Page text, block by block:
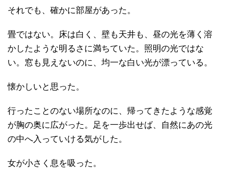
それでも、確かに部屋があった。
畳ではない。床は白く、壁も天井も、昼の光を薄く溶
かしたような明るさに満ちていた。照明の光ではな
い。窓も見えないのに、均一な白い光が漂っている。
懐かしいと思った。
行ったことのない場所なのに、帰ってきたような感覚
が胸の奥に広がった。足を一歩出せば、自然にあの光
の中へ入っていける気がした。
女が小さく息を吸った。